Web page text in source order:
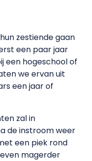
zestiende gaan
een paar jaar
een hogeschool of
we ervan uit
een jaar of
zal in
de instroom weer
een piek rond
magerder